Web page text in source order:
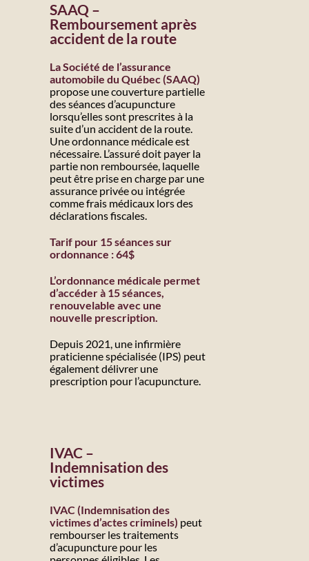
SAAQ –
Remboursement après
accident de la route
La Société de l’assurance
automobile du Québec (SAAQ)
propose une couverture partielle
des séances d’acupuncture
lorsqu’elles sont prescrites à la
suite d’un accident de la route.
Une ordonnance médicale est
nécessaire. L’assuré doit payer la
partie non remboursée, laquelle
peut être prise en charge par une
assurance privée ou intégrée
comme frais médicaux lors des
déclarations fiscales.
Tarif pour 15 séances sur
ordonnance : 64$
L’ordonnance médicale permet
d’accéder à 15 séances,
renouvelable avec une
nouvelle prescription.
Depuis 2021, une infirmière
praticienne spécialisée (IPS) peut
également délivrer une
prescription pour l’acupuncture.
IVAC –
Indemnisation des
victimes
IVAC (Indemnisation des
victimes d’actes criminels) peut
rembourser les traitements
d’acupuncture pour les